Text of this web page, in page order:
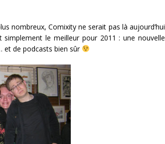
nombreux, Comixity ne serait pas là aujourd’hui
le meilleur pour 2011 : une nouvelle
et de podcasts bien sûr